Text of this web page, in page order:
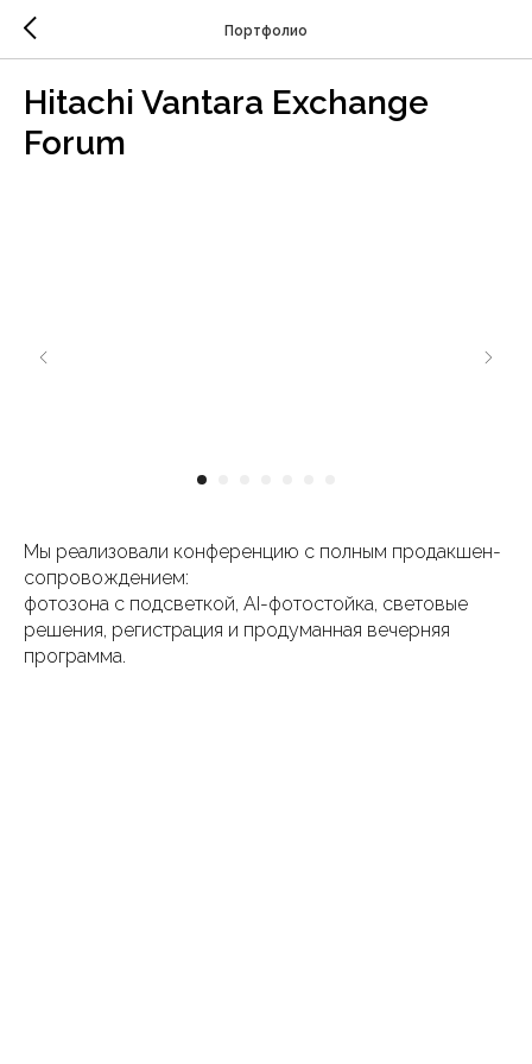
Портфолио
Hitachi Vantara Exchange
Forum
Мы реализовали конференцию с полным продакшен-
сопровождением:
фотозона с подсветкой, AI-фотостойка, световые
решения, регистрация и продуманная вечерняя
программа.